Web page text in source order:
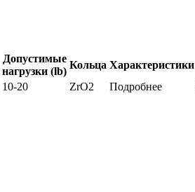
Допустимые
нагрузки (lb)
Кольца Характеристики
10-20 ZrO2 Подробнее